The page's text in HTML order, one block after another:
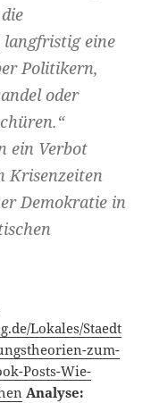
eine
Politikern,
oder
ein Verbot
Krisenzeiten
Demokratie in
Lokales/Staedt
zum-
Posts-Wie-
Analyse: